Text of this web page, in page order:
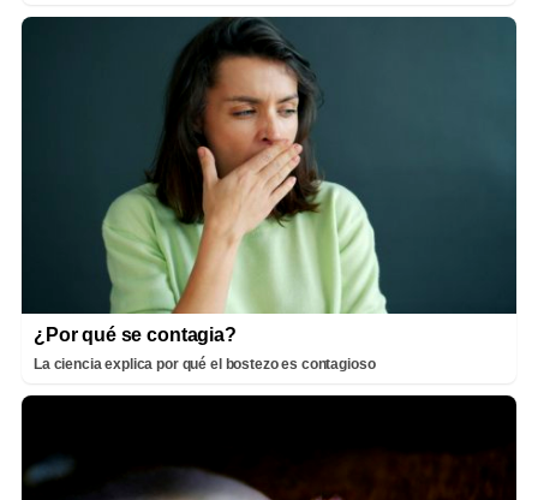
¿Por qué se contagia?
La ciencia explica por qué el bostezo es contagioso